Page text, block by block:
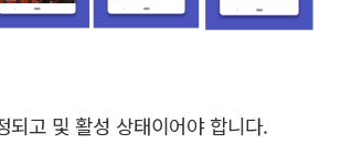
되고 및 활성 상태이어야 합니다.